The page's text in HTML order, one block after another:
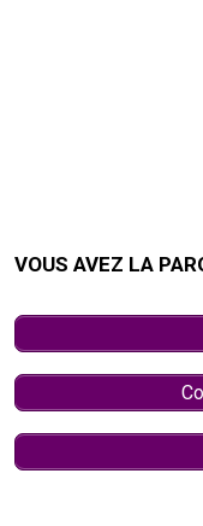
VOUS AVEZ LA